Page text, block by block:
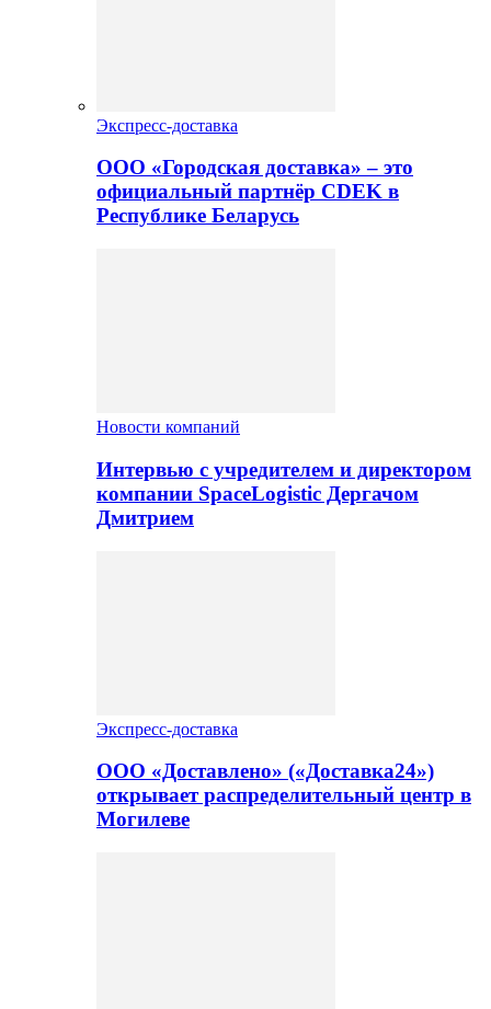
Экспресс-доставка
ООО «Городская доставка» – это
официальный партнёр CDEK в
Республике Беларусь
Новости компаний
Интервью с учредителем и директором
компании SpaceLogistic Дергачом
Дмитрием
Экспресс-доставка
ООО «Доставлено» («Доставка24»)
открывает распределительный центр в
Могилеве